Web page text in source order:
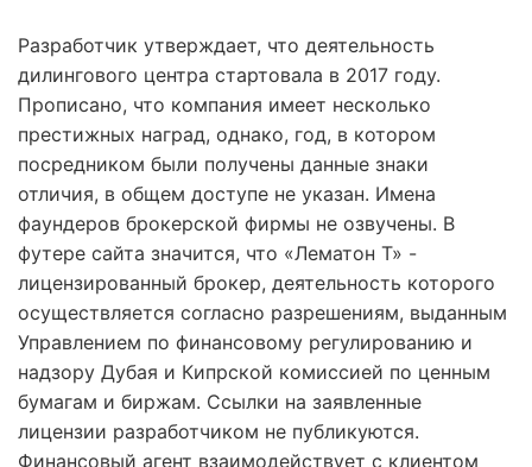
Разработчик утверждает, что деятельность
дилингового центра стартовала в 2017 году.
Прописано, что компания имеет несколько
престижных наград, однако, год, в котором
посредником были получены данные знаки
отличия, в общем доступе не указан. Имена
фаундеров брокерской фирмы не озвучены. В
футере сайта значится, что «Лематон Т» -
лицензированный брокер, деятельность которого
осуществляется согласно разрешениям, выданным
Управлением по финансовому регулированию и
надзору Дубая и Кипрской комиссией по ценным
бумагам и биржам. Ссылки на заявленные
лицензии разработчиком не публикуются.
Финансовый агент взаимодействует с клиентом